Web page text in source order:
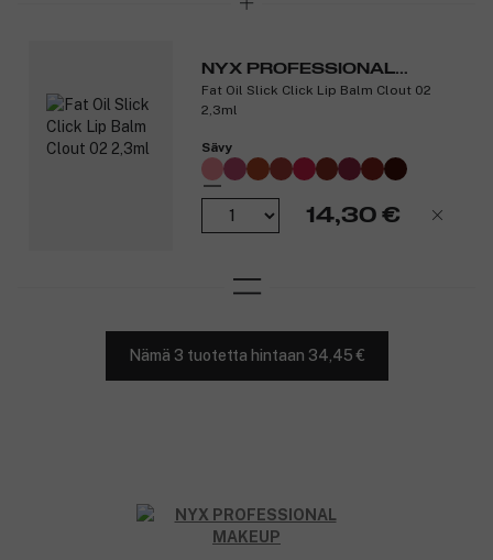
NYX PROFESSIONAL
MAKEUP
Fat Oil Slick Click Lip Balm Clout 02
2,3ml
Sävy
14,30 €
Nämä 3 tuotetta hintaan 34,45 €